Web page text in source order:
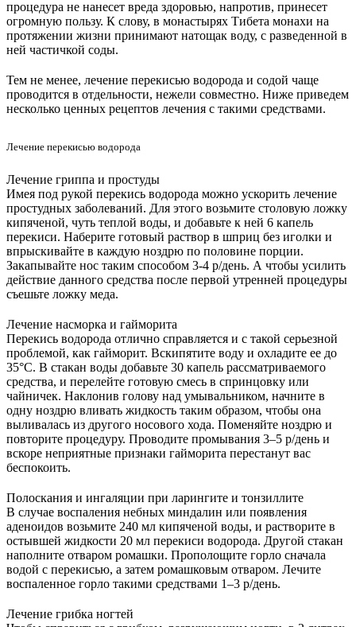
процедура не нанесет вреда здоровью, напротив, принесет
огромную пользу. К слову, в монастырях Тибета монахи на
протяжении жизни принимают натощак воду, с разведенной в
ней частичкой соды.
Тем не менее, лечение перекисью водорода и содой чаще
проводится в отдельности, нежели совместно. Ниже приведем
несколько ценных рецептов лечения с такими средствами.
Лечение перекисью водорода
Лечение гриппа и простуды
Имея под рукой перекись водорода можно ускорить лечение
простудных заболеваний. Для этого возьмите столовую ложку
кипяченой, чуть теплой воды, и добавьте к ней 6 капель
перекиси. Наберите готовый раствор в шприц без иголки и
впрыскивайте в каждую ноздрю по половине порции.
Закапывайте нос таким способом 3-4 р/день. А чтобы усилить
действие данного средства после первой утренней процедуры
съешьте ложку меда.
Лечение насморка и гайморита
Перекись водорода отлично справляется и с такой серьезной
проблемой, как гайморит. Вскипятите воду и охладите ее до
35°С. В стакан воды добавьте 30 капель рассматриваемого
средства, и перелейте готовую смесь в спринцовку или
чайничек. Наклонив голову над умывальником, начните в
одну ноздрю вливать жидкость таким образом, чтобы она
выливалась из другого носового хода. Поменяйте ноздрю и
повторите процедуру. Проводите промывания 3–5 р/день и
вскоре неприятные признаки гайморита перестанут вас
беспокоить.
Полоскания и ингаляции при ларингите и тонзиллите
В случае воспаления небных миндалин или появления
аденоидов возьмите 240 мл кипяченой воды, и растворите в
остывшей жидкости 20 мл перекиси водорода. Другой стакан
наполните отваром ромашки. Прополощите горло сначала
водой с перекисью, а затем ромашковым отваром. Лечите
воспаленное горло такими средствами 1–3 р/день.
Лечение грибка ногтей